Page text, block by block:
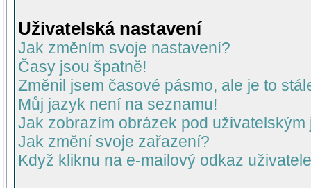
Uživatelská nastavení
Jak změním svoje nastavení?
Časy jsou špatně!
Změnil jsem časové pásmo, ale je to
Můj jazyk není na seznamu!
Jak zobrazím obrázek pod uživatelským
Jak změní svoje zařazení?
Když kliknu na e-mailový odkaz